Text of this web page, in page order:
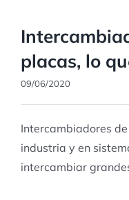
placas, lo
09/06/2020
Intercambiadores
industria y en
intercambiar